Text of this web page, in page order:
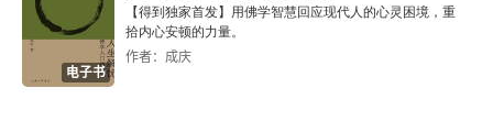
天生的混蛋：富兰克林与儿子威廉
领主的反击
后，我觉得相比于赫伯特西蒙，富兰克林更像是我
想真正成为的那种人：有极强的理想主义气质，同
时坚定地践行自己的理念，做落地的事情。并且，
电子书
【得到独家首发】用佛学智慧回应现代人的心灵困境，重
拾内心安顿的力量。
作者：成庆